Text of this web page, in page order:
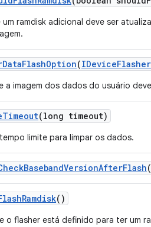
um ramdisk adicional deve ser
DataFlashOption(IDeviceFlasher
a imagem dos dados do usuário
Timeout(long timeout)
limite para limpar os dados.
BasebandVersionAfterFlash
Ramdisk()
o flasher está definido para ter um